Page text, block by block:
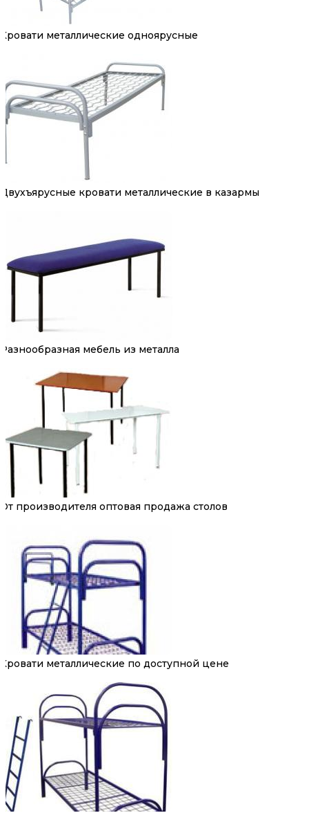
Кровати металлические одноярусные
Двухъярусные кровати металлические в казармы
Разнообразная мебель из металла
От производителя оптовая продажа столов
Кровати металлические по доступной цене